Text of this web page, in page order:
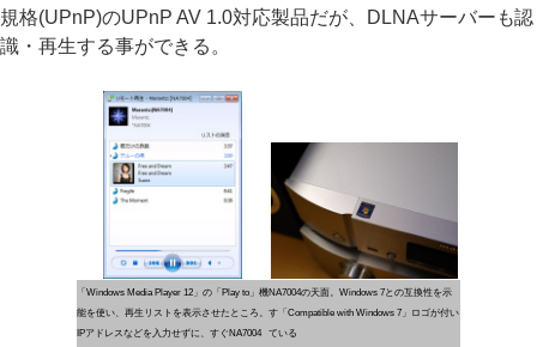
規格(UPnP)のUPnP AV 1.0対応製品だが、DLNAサーバーも認
識・再生する事ができる。
「Windows Media Player 12」の「Play to」機
能を使い、再生リストを表示させたところ。
IPアドレスなどを入力せずに、すぐNA7004
NA7004の天面。Windows 7との互換性を示
す「Compatible with Windows 7」ロゴが付い
ている